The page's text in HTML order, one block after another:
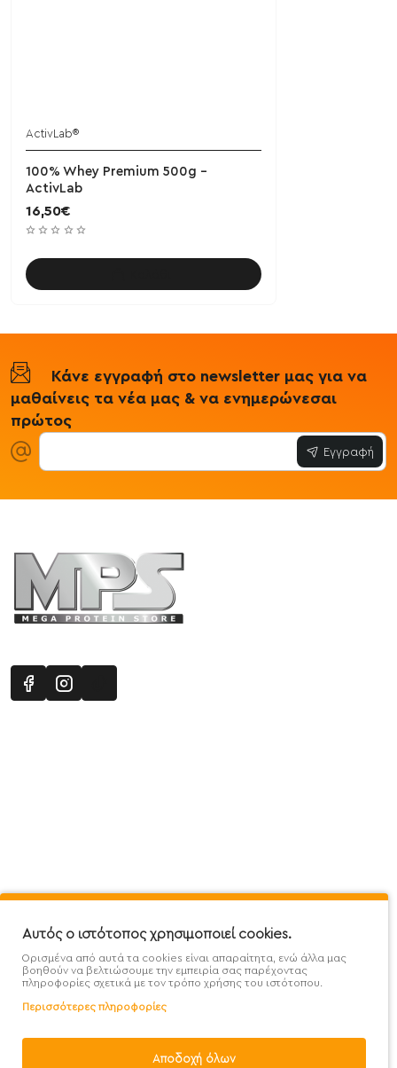
ActivLab®
100% Whey Premium 500g -
ActivLab
16,50€
Κάνε εγγραφή στο newsletter μας για να
μαθαίνεις τα νέα μας & να ενημερώνεσαι
πρώτος
Εγγραφή
Προσφορές - Clearence GDPR
Χονδρική
Αυτός ο ιστότοπος χρησιμοποιεί cookies.
Ορισμένα από αυτά τα cookies είναι απαραίτητα, ενώ άλλα μας
βοηθούν να βελτιώσουμε την εμπειρία σας παρέχοντας
πληροφορίες σχετικά με τον τρόπο χρήσης του ιστότοπου.
Περισσότερες πληροφορίες
Αποδοχή όλων